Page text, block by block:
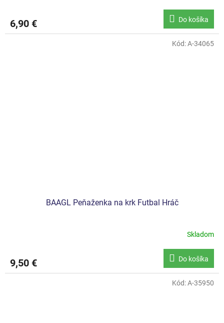
6,90 € Do košíka
BAAGL Peňaženka na krk Futbal Hráč
Skladom
9,50 € Do košíka
Kód:A-34065
Kód:A-35950